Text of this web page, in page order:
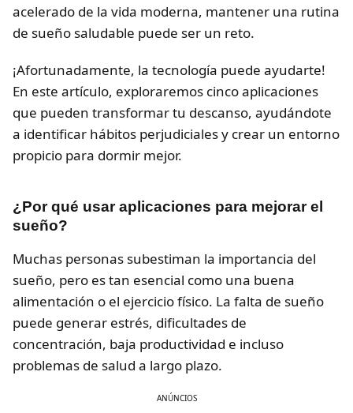
acelerado de la vida moderna, mantener una rutina
de sueño saludable puede ser un reto.
¡Afortunadamente, la tecnología puede ayudarte!
En este artículo, exploraremos cinco aplicaciones
que pueden transformar tu descanso, ayudándote
a identificar hábitos perjudiciales y crear un entorno
propicio para dormir mejor.
¿Por qué usar aplicaciones para mejorar el
sueño?
Muchas personas subestiman la importancia del
sueño, pero es tan esencial como una buena
alimentación o el ejercicio físico. La falta de sueño
puede generar estrés, dificultades de
concentración, baja productividad e incluso
problemas de salud a largo plazo.
ANÚNCIOS